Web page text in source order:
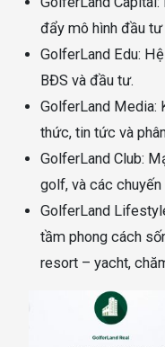
đẩy mô hình đầu tư
GolferLand Edu:
BĐS và đầu tư.
GolferLand Media:
thức, tin tức và
GolferLand Club:
golf, và các
GolferLand
tầm phong cách
resort – yacht,